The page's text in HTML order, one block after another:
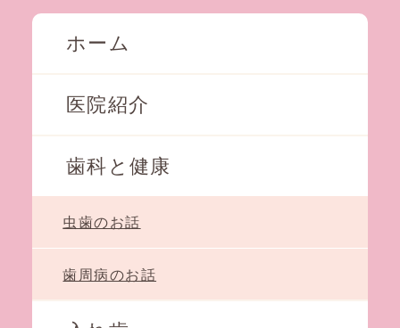
ホーム
医院紹介
歯科と健康
虫歯のお話
歯周病のお話